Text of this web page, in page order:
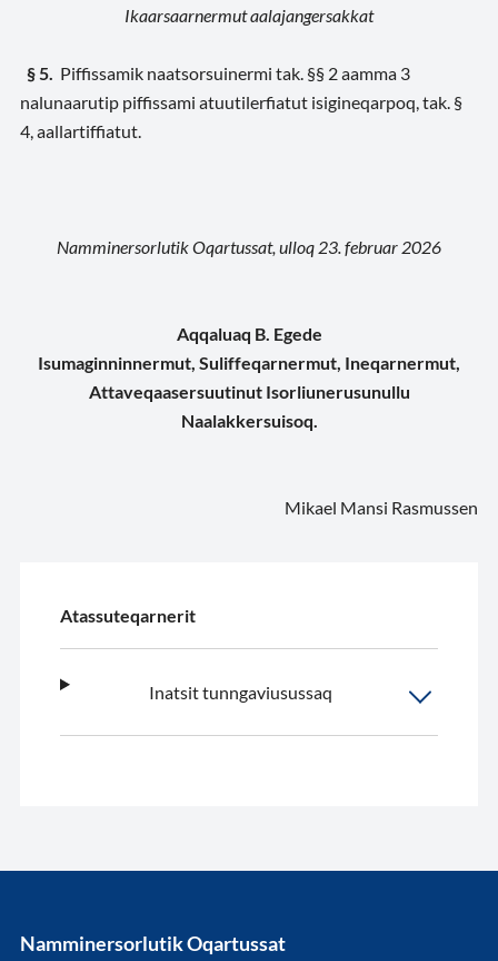
Ikaarsaarnermut aalajangersakkat
§ 5. Piffissamik naatsorsuinermi tak. §§ 2 aamma 3
nalunaarutip piffissami atuutilerfiatut isigineqarpoq, tak. §
4, aallartiffiatut.
Namminersorlutik Oqartussat, ulloq 23. februar 2026
Aqqaluaq B. Egede
Isumaginninnermut, Suliffeqarnermut, Ineqarnermut,
Attaveqaasersuutinut Isorliunerusunullu
Naalakkersuisoq.
Mikael Mansi Rasmussen
Atassuteqarnerit
Inatsit tunngaviusussaq
Namminersorlutik Oqartussat